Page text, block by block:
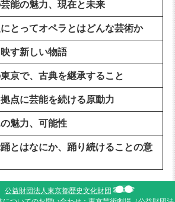
芸能の魅力、現在と未来
にとってオペラとはどんな芸術か
映す新しい物語
東京で、古典を継承すること
拠点に芸能を続ける原動力
の魅力、可能性
踊とはなにか、踊り続けることの意
公益財団法人東京都歴史文化財団